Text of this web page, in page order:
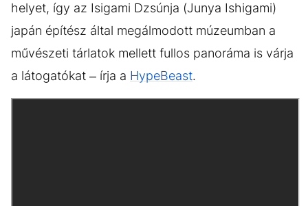
helyet, így az Isigami Dzsúnja (Junya Ishigami)
japán építész által megálmodott múzeumban a
művészeti tárlatok mellett fullos panoráma is várja
a látogatókat – írja a HypeBeast.